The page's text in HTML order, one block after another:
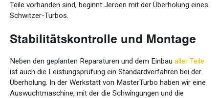
Teile vorhanden sind, beginnt Jeroen mit der Überholung eines
Schwitzer-Turbos.
Stabilitätskontrolle und Montage
Neben den geplanten Reparaturen und dem Einbau aller Teile
ist auch die Leistungsprüfung ein Standardverfahren bei der
Überholung. In der Werkstatt von MasterTurbo haben wir eine
Auswuchtmaschine, mit der die Schwingungen und die